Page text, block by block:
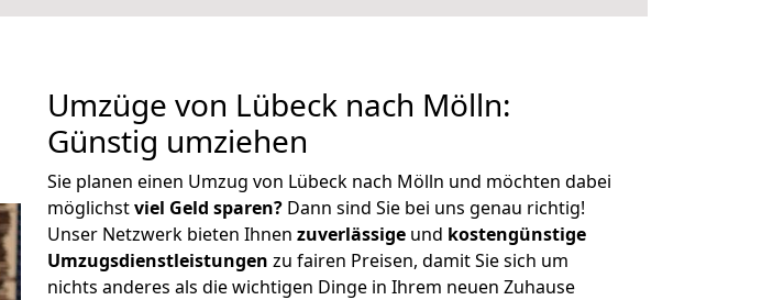
Umzüge von Lübeck nach Mölln:
Günstig umziehen
Sie planen einen Umzug von Lübeck nach Mölln und möchten dabei
möglichstviel Geld sparen? Dann sind Sie bei uns genau richtig!
Unser Netzwerk bieten Ihnen zuverlässige und kostengünstige
Umzugsdienstleistungen zu fairen Preisen, damit Sie sich um
nichts anderes als die wichtigen Dinge in Ihrem neuen Zuhause